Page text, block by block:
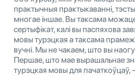
практычныя практыкаванні,
многае іншае. Вы таксама
сертыфікат, калі вы паспяхова
мовы турэцкая а таксама
вучні. Мы не чакаем, што вы
Першае, што мае вырашальнае
турэцкая мовы для пачаткоўцаў,